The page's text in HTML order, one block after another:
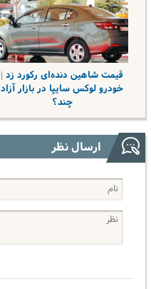
قیمت شاهین دنده‌ای رکورد زد |
خودرو لوکس سایپا در بازار آزاد
چند؟
ارسال نظر